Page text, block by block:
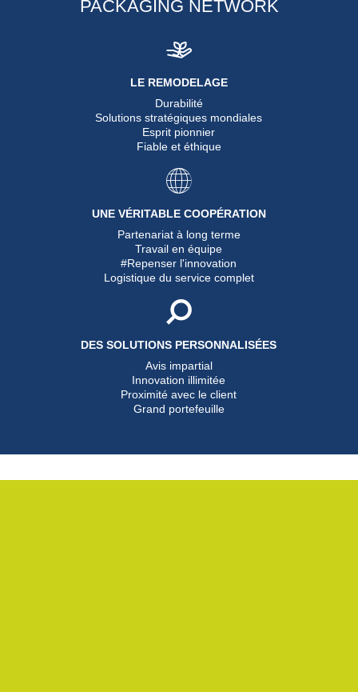
PACKAGING NETWORK
LE REMODELAGE
Durabilité
Solutions stratégiques mondiales
Esprit pionnier
Fiable et éthique
UNE VÉRITABLE COOPÉRATION
Partenariat à long terme
Travail en équipe
#Repenser l'innovation
Logistique du service complet
DES SOLUTIONS PERSONNALISÉES
Avis impartial
Innovation illimitée
Proximité avec le client
Grand portefeuille